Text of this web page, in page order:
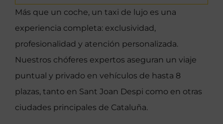
Más que un coche, un taxi de lujo es una
experiencia completa: exclusividad,
profesionalidad y atención personalizada.
Nuestros chóferes expertos aseguran un viaje
puntual y privado en vehículos de hasta 8
plazas, tanto en Sant Joan Despi como en otras
ciudades principales de Cataluña.